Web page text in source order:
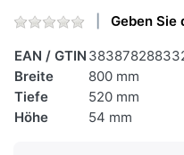
Geben Sie
EAN / GTIN
Breite
800 mm
Tiefe
520 mm
Höhe
54 mm